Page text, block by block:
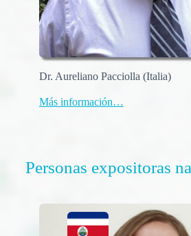
Dr. Aureliano Pacciolla (Italia)
Más información…
Personas expositoras